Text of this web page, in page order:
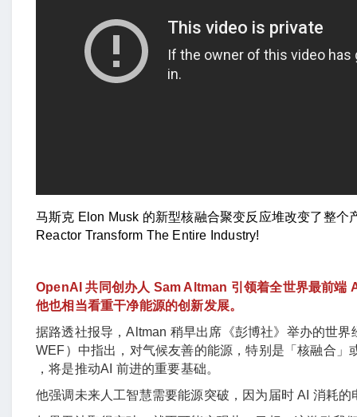
马斯克 Elon Musk 的新型核融合聚变反应堆改变了整个
Reactor Transform The Entire Industry!
OpenAI 共同创办人 Sam Altman 引领着全世界最前端
他也相当看重干净能源的创新发展。
据路透社报导，Altman 稍早出席《彭博社》举办的世
WEF）中指出，对气候友善的能源，特别是「核融合
，将是推动AI 前进的重要基础。
他强调未来人工智慧需要能源突破，因为届时 AI 消耗